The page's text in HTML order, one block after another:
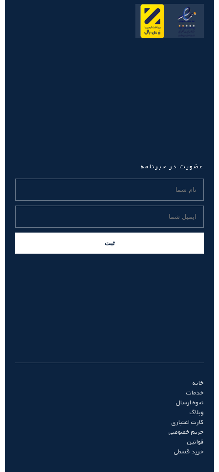
عضویت در خبرنامه
ثبت
خانه
خدمات
نحوه ارسال
وبلاگ
کارت اعتباری
حریم خصوصی
قوانین
خرید قسطی